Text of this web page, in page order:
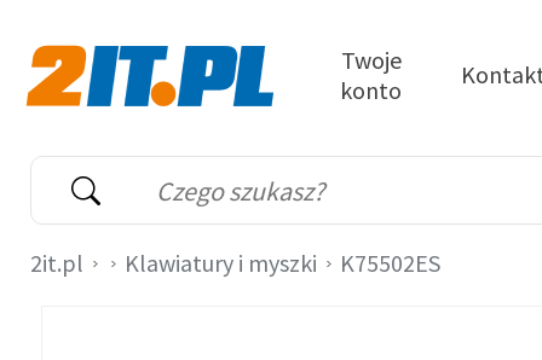
Wyszukiwarka
Słowo kluczowe
Twoje
konto
2it.pl Klawiatury i myszki K75502ES